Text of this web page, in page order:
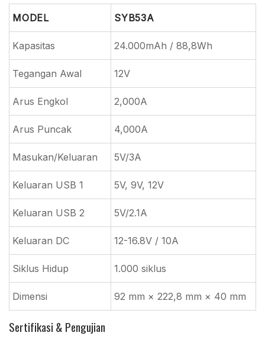
MODEL SYB53A
Kapasitas 24.000mAh / 88,8Wh
Tegangan Awal 12V
Arus Engkol 2,000A
Arus Puncak 4,000A
Masukan/Keluaran 5V/3A
Keluaran USB 1 5V, 9V, 12V
Keluaran USB 2 5V/2.1A
Keluaran DC 12-16.8V / 10A
Siklus Hidup 1.000 siklus
Dimensi 92 mm × 222,8 mm × 40 mm
Sertifikasi & Pengujian